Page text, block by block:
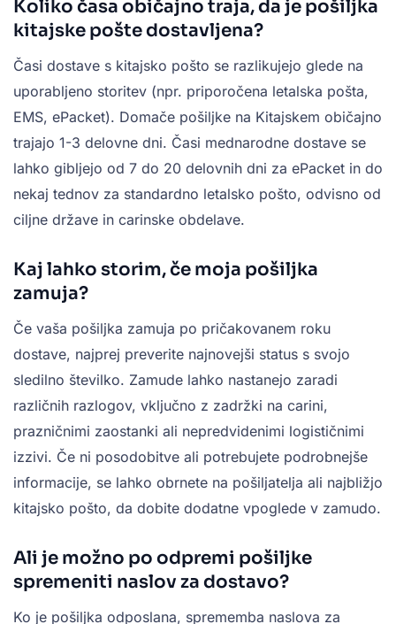
Koliko časa običajno traja, da je pošiljka
kitajske pošte dostavljena?
Časi dostave s kitajsko pošto se razlikujejo glede na
uporabljeno storitev (npr. priporočena letalska pošta,
EMS, ePacket). Domače pošiljke na Kitajskem običajno
trajajo 1-3 delovne dni. Časi mednarodne dostave se
lahko gibljejo od 7 do 20 delovnih dni za ePacket in do
nekaj tednov za standardno letalsko pošto, odvisno od
ciljne države in carinske obdelave.
Kaj lahko storim, če moja pošiljka
zamuja?
Če vaša pošiljka zamuja po pričakovanem roku
dostave, najprej preverite najnovejši status s svojo
sledilno številko. Zamude lahko nastanejo zaradi
različnih razlogov, vključno z zadržki na carini,
prazničnimi zaostanki ali nepredvidenimi logističnimi
izzivi. Če ni posodobitve ali potrebujete podrobnejše
informacije, se lahko obrnete na pošiljatelja ali najbližjo
kitajsko pošto, da dobite dodatne vpoglede v zamudo.
Ali je možno po odpremi pošiljke
spremeniti naslov za dostavo?
Ko je pošiljka odposlana, sprememba naslova za